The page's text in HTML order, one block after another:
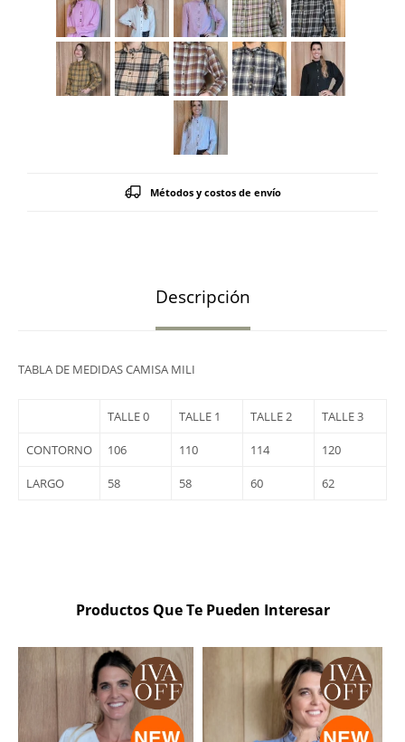
Métodos y costos de envío
Descripción
TABLA DE MEDIDAS CAMISA MILI
TALLE 0 TALLE 1 TALLE 2 TALLE 3
CONTORNO 106 110 114 120
LARGO 58 58 60 62
Productos Que Te Pueden Interesar